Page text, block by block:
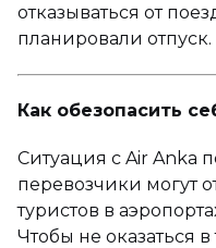
отказываться от
планировали отпуск.
Как обезопасить
Ситуация с Air Anka
перевозчики могут
туристов в
Чтобы не оказаться